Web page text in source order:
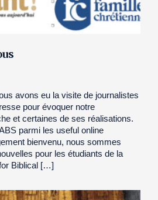
avons eu la visite de journalistes
pour évoquer notre
et certaines de ses réalisations.
parmi les useful online
bienvenu, nous sommes
pour les étudiants de la
Biblical […]